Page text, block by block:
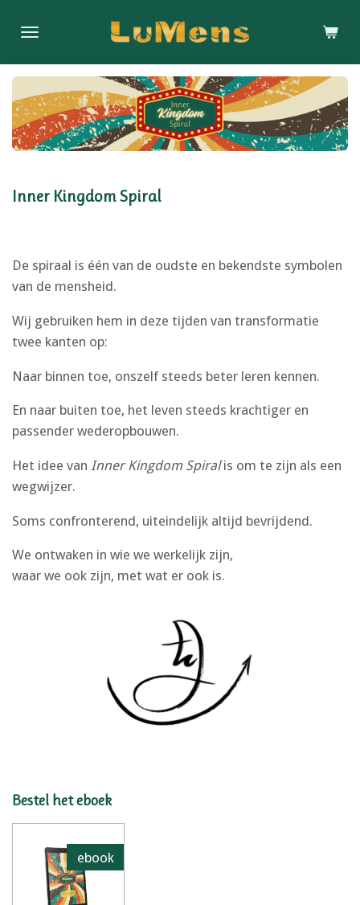
direct
de
hoofdinhoud
Inner Kingdom Spiral
De spiraal is één van de oudste en bekendste symbolen
van de mensheid.
Wij gebruiken hem in deze tijden van transformatie
twee kanten op:
Naar binnen toe, onszelf steeds beter leren kennen.
En naar buiten toe, het leven steeds krachtiger en
passender wederopbouwen.
Het idee van Inner Kingdom Spiralis om te zijn als een
wegwijzer.
Soms confronterend, uiteindelijk altijd bevrijdend.
We ontwaken in wie we werkelijk zijn,
waar we ook zijn, met wat er ook is.
Bestel het eboek
ebook